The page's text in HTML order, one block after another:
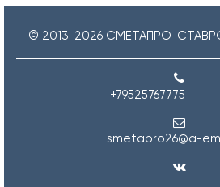
© 2013-2026 СМЕТАПРО-
+79525767775
smetapro26@a-